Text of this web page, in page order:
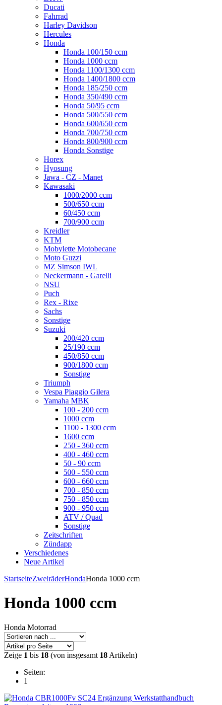
Ducati
Fahrrad
Harley Davidson
Hercules
Honda
Honda 100/150 ccm
Honda 1000 ccm
Honda 1100/1300 ccm
Honda 1400/1800 ccm
Honda 185/250 ccm
Honda 350/490 ccm
Honda 50/95 ccm
Honda 500/550 ccm
Honda 600/650 ccm
Honda 700/750 ccm
Honda 800/900 ccm
Honda Sonstige
Horex
Hyosung
Jawa - CZ - Manet
Kawasaki
1000/2000 ccm
500/650 ccm
60/450 ccm
700/900 ccm
Kreidler
KTM
Mobylette Motobecane
Moto Guzzi
MZ Simson IWL
Neckermann - Garelli
NSU
Puch
Rex - Rixe
Sachs
Sonstige
Suzuki
200/420 ccm
25/190 ccm
450/850 ccm
900/1800 ccm
Sonstige
Triumph
Vespa Piaggio Gilera
Yamaha MBK
100 - 200 ccm
1000 ccm
1100 - 1300 ccm
1600 ccm
250 - 360 ccm
400 - 460 ccm
50 - 90 ccm
500 - 550 ccm
600 - 660 ccm
700 - 850 ccm
750 - 850 ccm
900 - 950 ccm
ATV / Quad
Sonstige
Zeitschriften
Zündapp
Verschiedenes
Neue Artikel
StartseiteZweiräderHondaHonda 1000 ccm
Honda 1000 ccm
Honda Motorrad
Zeige 1 bis 18 (von insgesamt 18 Artikeln)
Seiten:
1